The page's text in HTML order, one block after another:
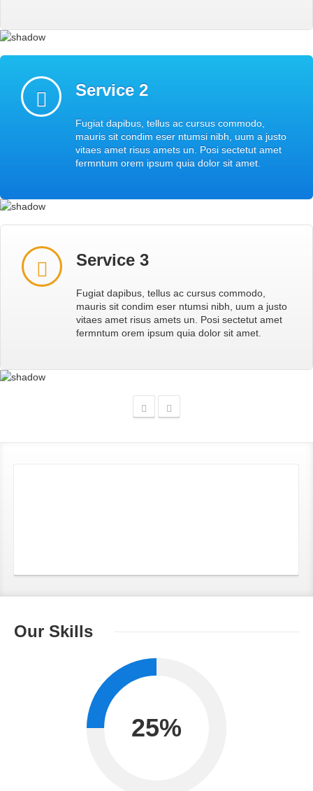
Service 2
Fugiat dapibus, tellus ac cursus commodo,
mauris sit condim eser ntumsi nibh, uum a justo
vitaes amet risus amets un. Posi sectetut amet
fermntum orem ipsum quia dolor sit amet.
Service 3
Fugiat dapibus, tellus ac cursus commodo,
mauris sit condim eser ntumsi nibh, uum a justo
vitaes amet risus amets un. Posi sectetut amet
fermntum orem ipsum quia dolor sit amet.
Our Skills
25%